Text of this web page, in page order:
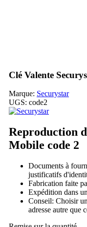
Clé Valente
Marque: Securystar
UGS: code2
Reproduction
Mobile code 2
Documents à
justificatifs
Fabrication faite
Expédition dans
Conseil: Choisir
adresse autre que